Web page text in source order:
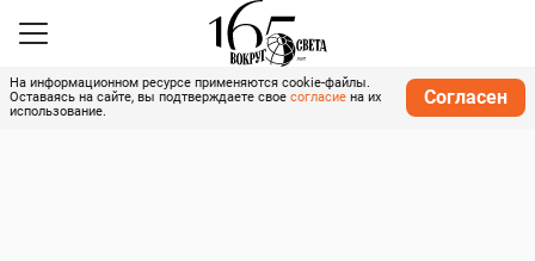
На информационном ресурсе применяются cookie-файлы.
Оставаясь на сайте, вы подтверждаете свое согласие на их
использование.
Согласен